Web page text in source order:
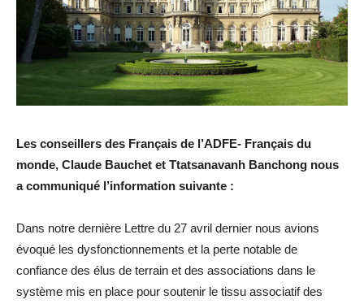
Les conseillers des Français de l’ADFE- Français du
monde, Claude Bauchet et Ttatsanavanh Banchong nous
a communiqué l’information suivante :
Dans notre dernière Lettre du 27 avril dernier nous avions
évoqué les dysfonctionnements et la perte notable de
confiance des élus de terrain et des associations dans le
système mis en place pour soutenir le tissu associatif des